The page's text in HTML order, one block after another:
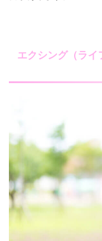
エクシング（ライ